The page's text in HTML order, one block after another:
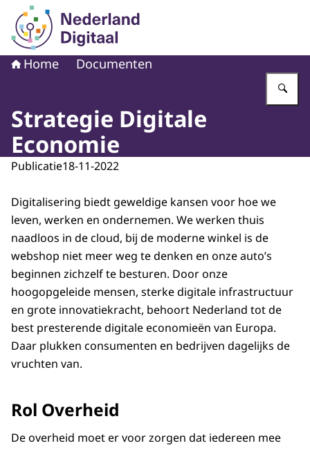
Naar de homepage van Nederland Digitaal
Home Documenten
Strategie Digitale
Economie
Publicatie18-11-2022
Digitalisering biedt geweldige kansen voor hoe we
leven, werken en ondernemen. We werken thuis
naadloos in de cloud, bij de moderne winkel is de
webshop niet meer weg te denken en onze auto’s
beginnen zichzelf te besturen. Door onze
hoogopgeleide mensen, sterke digitale infrastructuur
en grote innovatiekracht, behoort Nederland tot de
best presterende digitale economieën van Europa.
Daar plukken consumenten en bedrijven dagelijks de
vruchten van.
Rol Overheid
De overheid moet er voor zorgen dat iedereen mee